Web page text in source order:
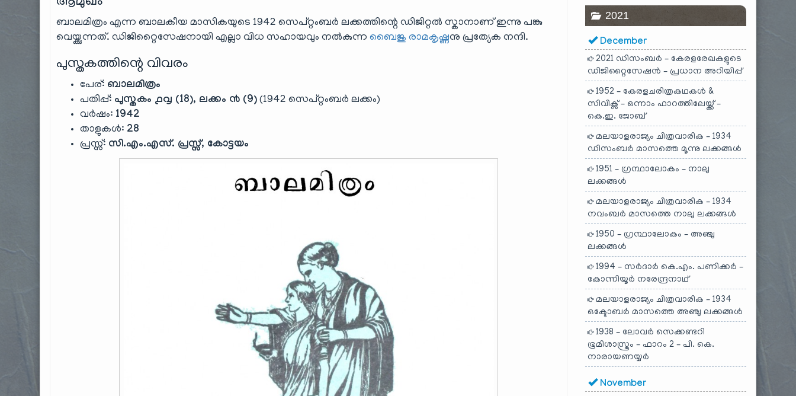
ബാലമിത്രം എന്ന ബാലകീയ മാസികയുടെ 1942 സെപ്റ്റംബർ ലക്കത്തിന്റെ ഡിജിറ്റൽ സ്കാനാണ് ഇന്നു പങ്കു
വെയ്ക്കുന്നത്. ഡിജിറ്റൈസേഷനായി എല്ലാ വിധ സഹായവും നൽകുന്നബൈജു രാമകൃഷ്ണനു പ്രത്യേക നന്ദി.
പുസ്തകത്തിന്റെ വിവരം
പേര്: ബാലമിത്രം
പതിപ്പ്: പുസ്തകം ൧൮ (18), ലക്കം ൯ (9) (1942 സെപ്റ്റംബർ ലക്കം)
വർഷം: 1942
താളുകൾ: 28
പ്രസ്സ്: സി.എം.എസ്. പ്രസ്സ്, കോട്ടയം
2021
December
2021 ഡിസംബർ – കേരളരേഖകളുടെ
ഡിജിറ്റൈസേഷൻ – പ്രധാന അറിയിപ്പ്
1952 – കേരളചരിത്രകഥകൾ &
സിവിക്സ് – ഒന്നാം ഫാറത്തിലേയ്ക്ക് –
കെ.ഇ. ജോബ്
മലയാളരാജ്യം ചിത്രവാരിക – 1934
ഡിസംബർ മാസത്തെ മൂന്നു ലക്കങ്ങൾ
1951 – ഗ്രന്ഥാലോകം – നാലു
ലക്കങ്ങൾ
മലയാളരാജ്യം ചിത്രവാരിക – 1934
നവംബർ മാസത്തെ നാലു ലക്കങ്ങൾ
1950 – ഗ്രന്ഥാലോകം – അഞ്ചു
ലക്കങ്ങൾ
1994 – സർദാർ കെ.എം. പണിക്കർ –
കോന്നിയൂർ നരേന്ദ്രനാഥ്
മലയാളരാജ്യം ചിത്രവാരിക – 1934
ഒക്ടോബർ മാസത്തെ അഞ്ചു ലക്കങ്ങൾ
1938 – ലോവർ സെക്കണ്ടറി
ഭൂമിശാസ്ത്രം – ഫാറം 2 – പി. കെ.
നാരായണയ്യർ
November